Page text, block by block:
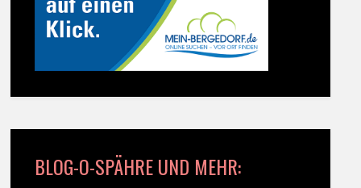
BLOG-O-SPÄHRE UND MEHR: